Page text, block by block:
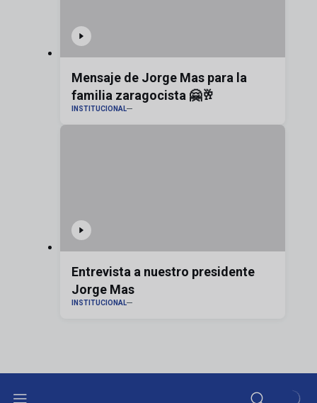
Mensaje de Jorge Mas para la
familia zaragocista 🤗🥂
INSTITUCIONAL
Entrevista a nuestro presidente
Jorge Mas
INSTITUCIONAL